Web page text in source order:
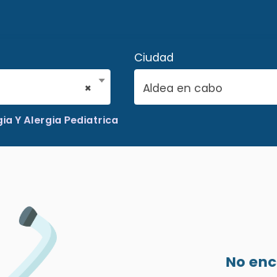
×
Ciudad
Aldea en cabo
Y Alergia Pediatrica
No